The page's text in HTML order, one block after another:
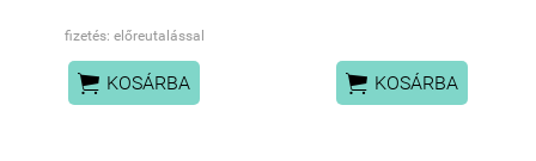
fizetés: előreutalással
 KOSÁRBA  KOSÁRBA